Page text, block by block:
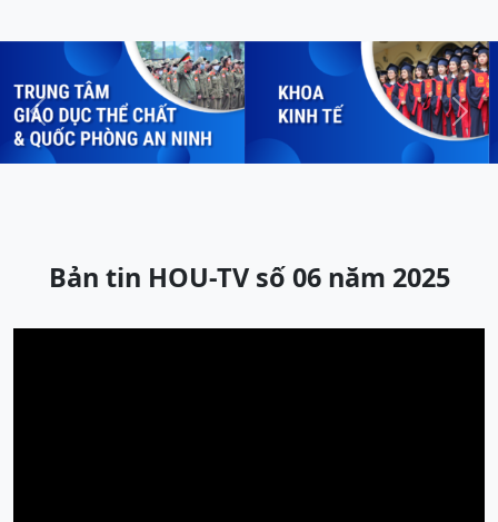
Previous Next
Bản tin HOU-TV số 06 năm 2025